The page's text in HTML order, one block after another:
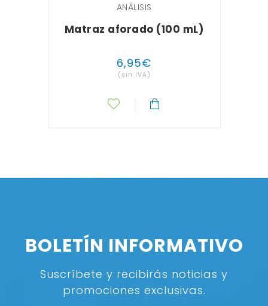
ANÁLISIS
Matraz aforado (100 mL)
6,95€
(sin IVA)
BOLETÍN INFORMATIVO
Suscríbete y recibirás noticias y
promociones exclusivas.